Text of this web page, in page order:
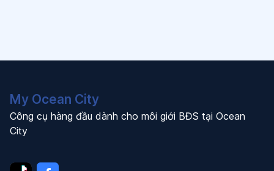
My Ocean City
Công cụ hàng đầu dành cho môi giới BĐS tại Ocean
City